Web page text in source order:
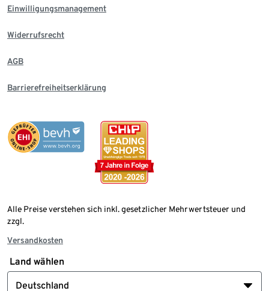
Einwilligungsmanagement
Widerrufsrecht
AGB
Barrierefreiheitserklärung
Alle Preise verstehen sich inkl. gesetzlicher Mehrwertsteuer und
zzgl.
Versandkosten
Land wählen
Deutschland